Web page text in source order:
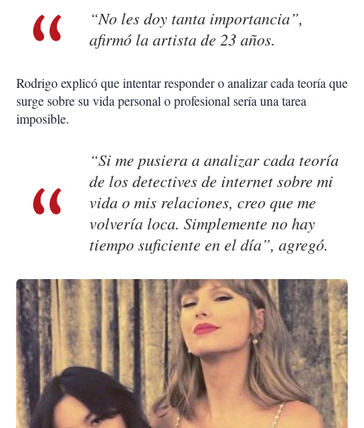
“No les doy tanta importancia”,
afirmó la artista de 23 años.
Rodrigo explicó que intentar responder o analizar cada teoría que
surge sobre su vida personal o profesional sería una tarea
imposible.
“Si me pusiera a analizar cada teoría
de los detectives de internet sobre mi
vida o mis relaciones, creo que me
volvería loca. Simplemente no hay
tiempo suficiente en el día”, agregó.